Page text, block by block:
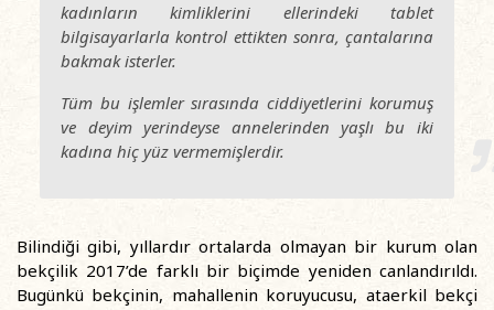
kadınların kimliklerini ellerindeki tablet
bilgisayarlarla kontrol ettikten sonra, çantalarına
bakmak isterler.
Tüm bu işlemler sırasında ciddiyetlerini korumuş
ve deyim yerindeyse annelerinden yaşlı bu iki
kadına hiç yüz vermemişlerdir.
Bilindiği gibi, yıllardır ortalarda olmayan bir kurum olan
bekçilik 2017’de farklı bir biçimde yeniden canlandırıldı.
Bugünkü bekçinin, mahallenin koruyucusu, ataerkil bekçi